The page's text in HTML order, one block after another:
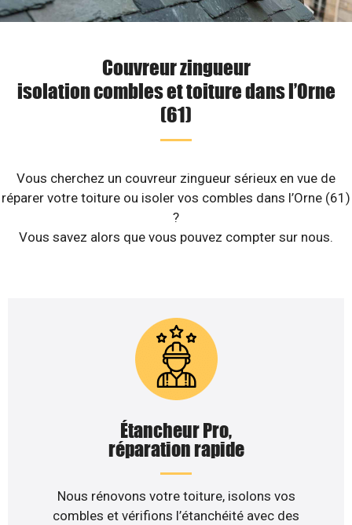
Couvreur zingueur
isolation combles et toiture dans l’Orne
(61)
Vous cherchez un couvreur zingueur sérieux en vue de
réparer votre toiture ou isoler vos combles dans l’Orne (61)
?
Vous savez alors que vous pouvez compter sur nous.
Étancheur Pro,
réparation rapide
Nous rénovons votre toiture, isolons vos
combles et vérifions l’étanchéité avec des